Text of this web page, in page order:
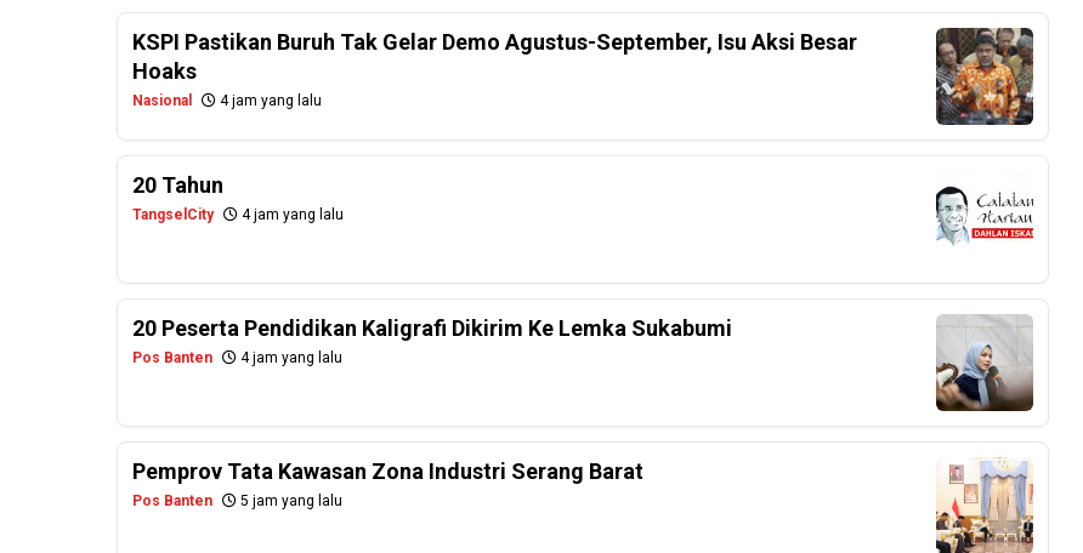
KSPI Pastikan Buruh Tak Gelar Demo Agustus-September, Isu Aksi Besar
Hoaks
Nasional 4 jam yang lalu
20 Tahun
TangselCity 4 jam yang lalu
20 Peserta Pendidikan Kaligrafi Dikirim Ke Lemka Sukabumi
Pos Banten 4 jam yang lalu
Pemprov Tata Kawasan Zona Industri Serang Barat
Pos Banten 5 jam yang lalu